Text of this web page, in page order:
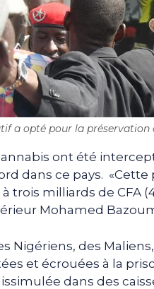
a opté pour la préservation
ont été
dans ce pays.
trois milliards de CFA
Mohamed
Nigériens, des
et écrouées à la
dans des